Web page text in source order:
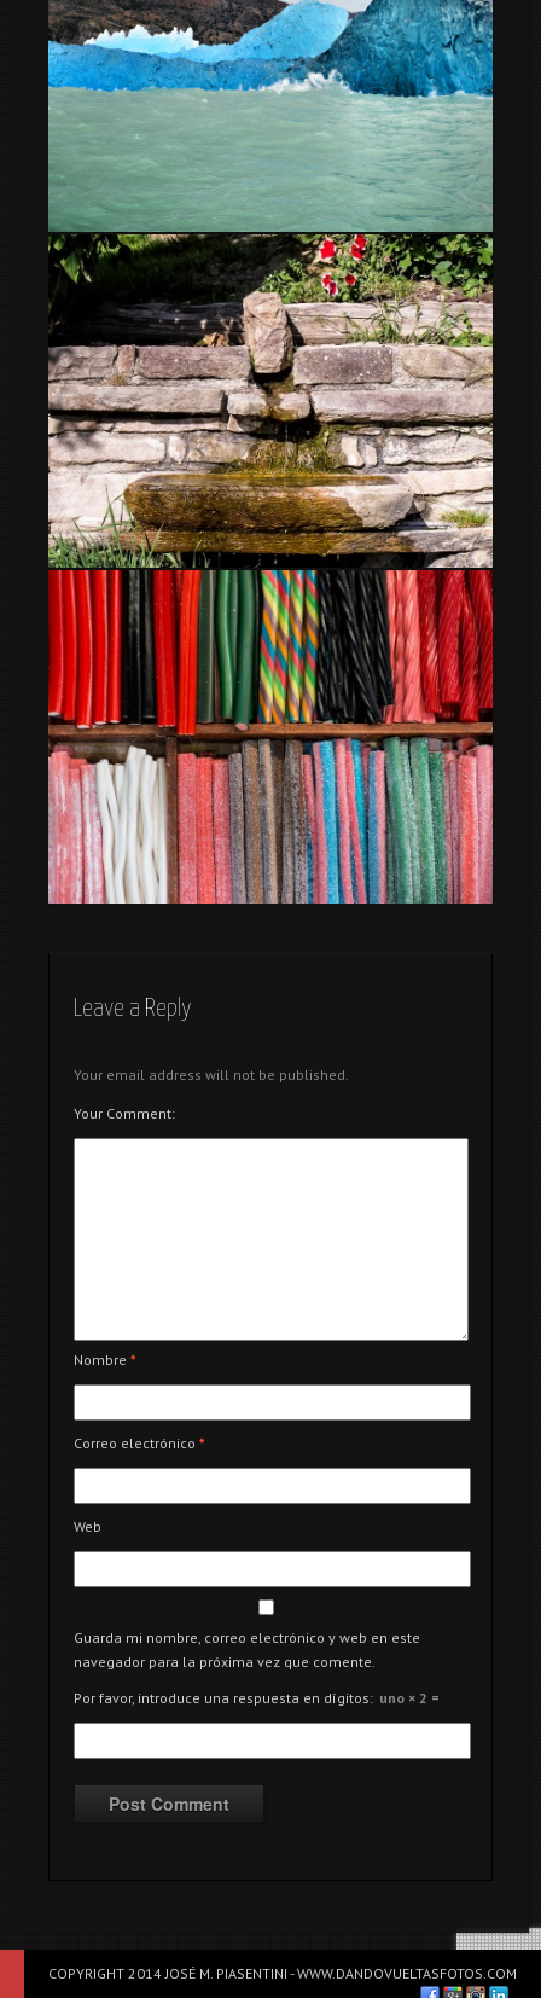
Azules
Les Flors
Leave a Reply
Your email address will not be published.
Your Comment:
Nombre *
Correo electrónico *
Web
Guarda mi nombre, correo electrónico y web en este
navegador para la próxima vez que comente.
Por favor, introduce una respuesta en dígitos: uno × 2 =
COPYRIGHT 2014 JOSÉ M. PIASENTINI - WWW.DANDOVUELTASFOTOS.COM